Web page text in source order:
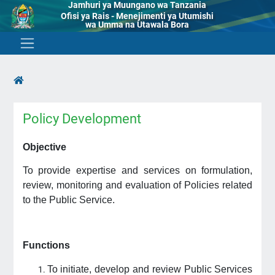
Jamhuri ya Muungano wa Tanzania
Ofisi ya Rais - Menejimenti ya Utumishi
wa Umma na Utawala Bora
Policy Development
Objective
To provide expertise and services on formulation,
review, monitoring and evaluation of Policies related
to the Public Service.
Functions
To initiate, develop and review Public Services